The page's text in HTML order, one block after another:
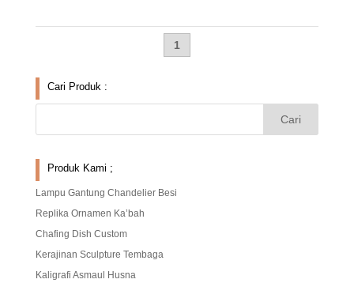
1
Cari Produk :
Produk Kami ;
Lampu Gantung Chandelier Besi
Replika Ornamen Ka’bah
Chafing Dish Custom
Kerajinan Sculpture Tembaga
Kaligrafi Asmaul Husna